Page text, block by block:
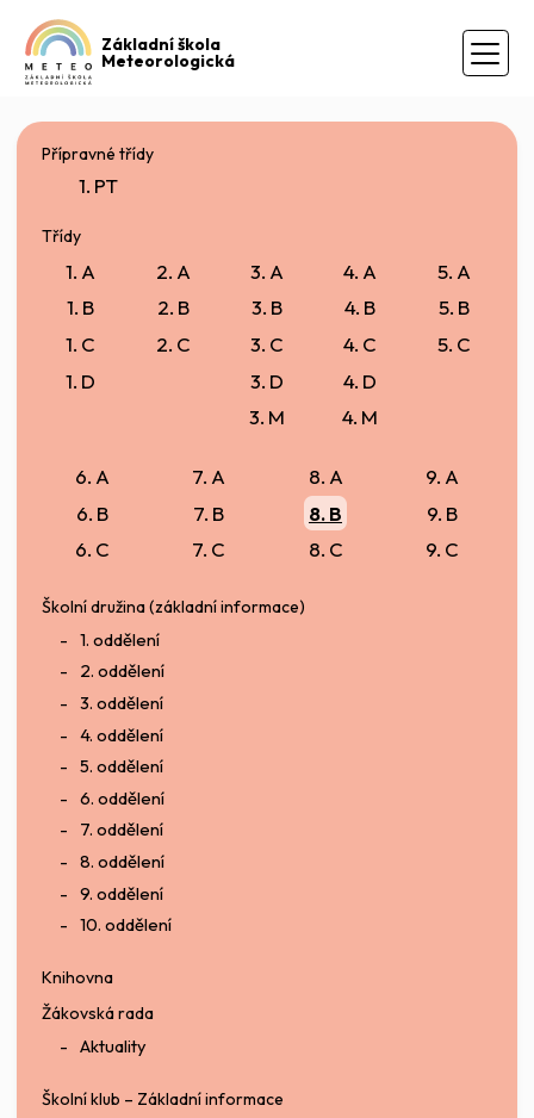
Základní škola
Meteorologická
Přípravné třídy
1. PT
Třídy
1. A
1. B
1. C
1. D
2. A
2. B
2. C
3. A
3. B
3. C
3. D
3. M
4. A
4. B
4. C
4. D
4. M
5. A
5. B
5. C
6. A
6. B
6. C
7. A
7. B
7. C
8. A
8. B
8. C
9. A
9. B
9. C
Školní družina (základní informace)
1. oddělení
2. oddělení
3. oddělení
4. oddělení
5. oddělení
6. oddělení
7. oddělení
8. oddělení
9. oddělení
10. oddělení
Knihovna
Žákovská rada
Aktuality
Školní klub – Základní informace